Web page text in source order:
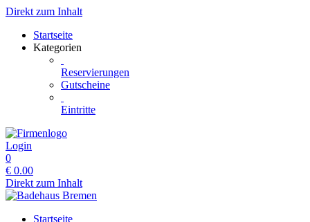
Direkt zum Inhalt
Startseite
Kategorien
Reservierungen
Gutscheine
Eintritte
Login
0
€ 0.00
Direkt zum Inhalt
Startseite